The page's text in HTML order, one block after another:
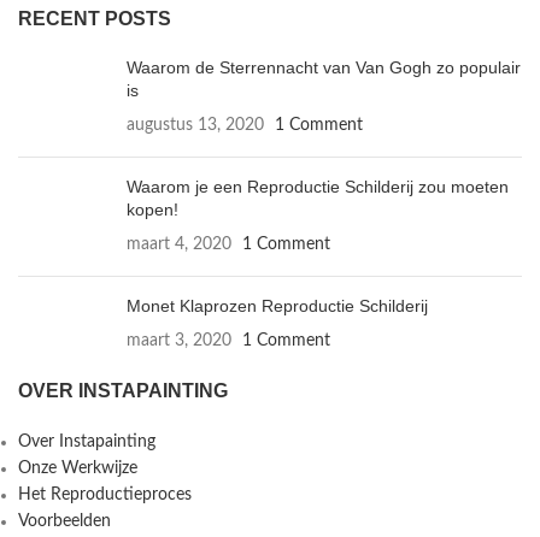
RECENT POSTS
Waarom de Sterrennacht van Van Gogh zo populair
is
augustus 13, 2020 1 Comment
Waarom je een Reproductie Schilderij zou moeten
kopen!
maart 4, 2020 1 Comment
Monet Klaprozen Reproductie Schilderij
maart 3, 2020 1 Comment
OVER INSTAPAINTING
Over Instapainting
Onze Werkwijze
Het Reproductieproces
Voorbeelden